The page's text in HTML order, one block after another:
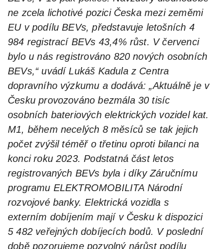
ne zcela lichotivé pozici Česka mezi zeměmi
EU v podílu BEVs, představuje letošních 4
984 registrací BEVs 43,4% růst. V červenci
bylo u nás registrováno 820 nových osobních
BEVs,“ uvádí Lukáš Kadula z Centra
dopravního výzkumu a dodává: „Aktuálně je v
Česku provozováno bezmála 30 tisíc
osobních bateriových elektrických vozidel kat.
M1, během necelých 8 měsíců se tak jejich
počet zvýšil téměř o třetinu oproti bilanci na
konci roku 2023. Podstatná část letos
registrovaných BEVs byla i díky Záručnímu
programu ELEKTROMOBILITA Národní
rozvojové banky. Elektrická vozidla s
externím dobíjením mají v Česku k dispozici
5 482 veřejných dobíjecích bodů. V poslední
době pozorujeme pozvolný nárůst podílu